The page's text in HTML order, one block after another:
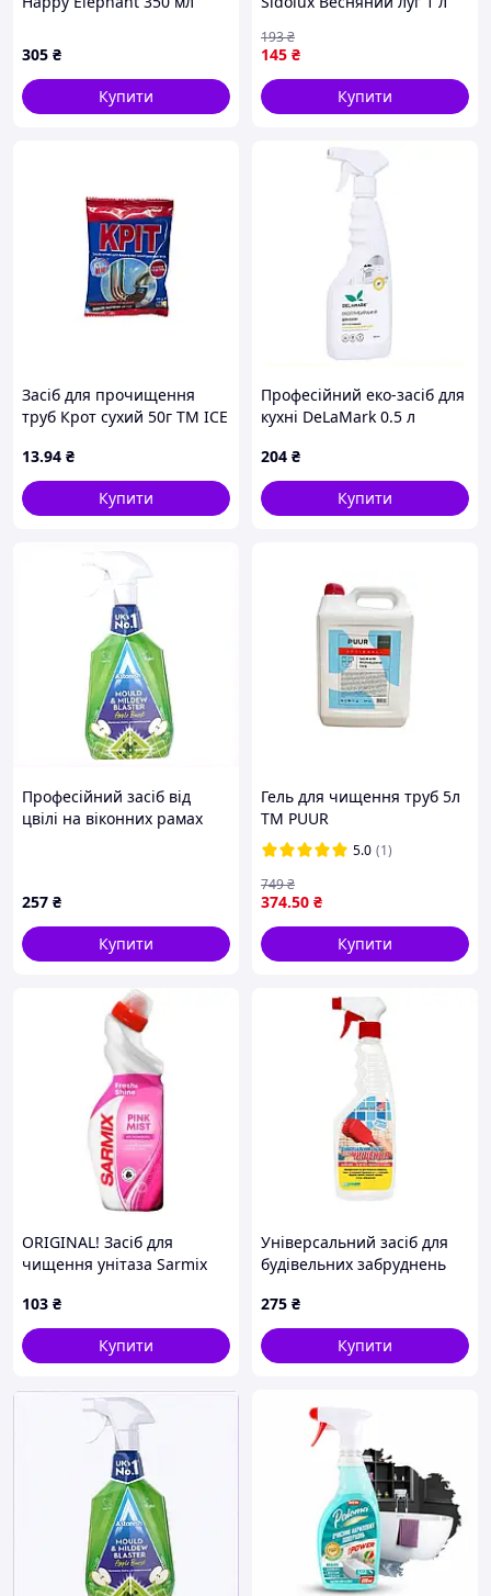
305 ₴
Купити
145 ₴
193₴
Купити
Засіб для прочищення
труб Крот сухий 50г TM ICE
13.94 ₴
Купити
Професійний еко-засіб для
кухні DeLaMark 0.5 л
204 ₴
Купити
Професійний засіб від
цвілі на віконних рамах
257 ₴
Купити
Гель для чищення труб 5л
ТМ PUUR
5.0 (1)
374.50 ₴
749₴
Купити
ORIGINAL! Засіб для
чищення унітаза Sarmix
(4820268104236) Якість!
Гарантія! MegaTorg.com.ua
103 ₴
Купити
Універсальний засіб для
будівельних забруднень
662
275 ₴
Купити